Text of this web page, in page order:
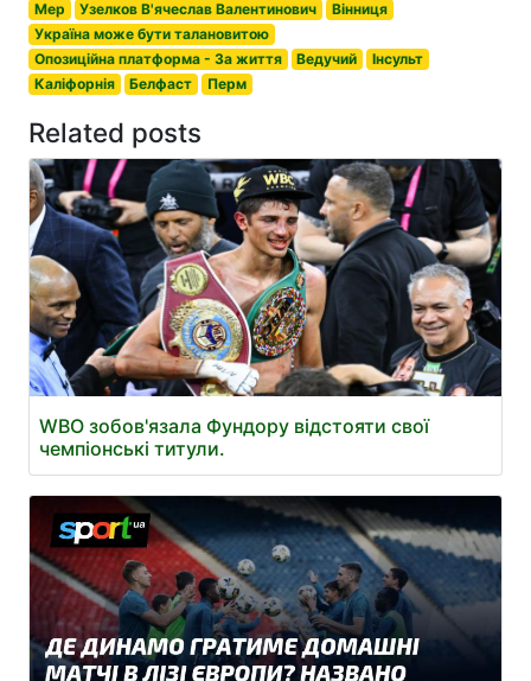
Мер Узелков В'ячеслав Валентинович
Вінниця
Україна може бути талановитою
Опозиційна платформа - За життя
Ведучий
Інсульт
Каліфорнія
Белфаст Перм
Related posts
WBO зобов'язала Фундору відстояти свої
чемпіонські титули.